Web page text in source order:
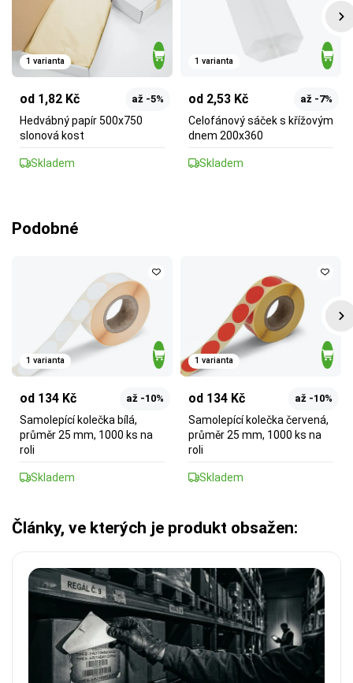
1 varianta
od 1,82 Kč až -5%
Hedvábný papír 500x750
slonová kost
Skladem
1 varianta
od 2,53 Kč až -7%
Celofánový sáček s křížovým
dnem 200x360
Skladem
Podobné
1 varianta
od 134 Kč až -10%
Samolepící kolečka bílá,
průměr 25 mm, 1000 ks na
roli
Skladem
1 varianta
od 134 Kč až -10%
Samolepící kolečka červená,
průměr 25 mm, 1000 ks na
roli
Skladem
Články, ve kterých je produkt obsažen: